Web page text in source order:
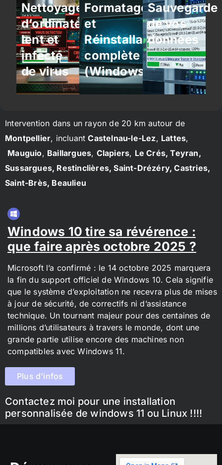
Nettoyage
d’ordinateur
lent et
infecté
de virus
Formatage
et
Réinstallation
complète
(Windows/Linux)
Sauvegarde
de vos
données
Intervention dans un rayon de 20 km autour de
Montpellier, incluantCastelnau-le-Lez, Lattes,
Mauguio, Baillargues, Clapiers, Le Crés, Teyran,
Sussargues, Restinclières, Saint-Drézéry, Castries,
Saint-Brès, Beaulieu
Windows 10 tire sa révérence :
que faire après octobre 2025 ?
Microsoft l’a confirmé : le 14 octobre 2025 marquera
la fin du support officiel de Windows 10. Cela signifie
que le système d’exploitation ne recevra plus de mises
à jour de sécurité, de correctifs ni d’assistance
technique. Un tournant majeur pour des centaines de
millions d’utilisateurs à travers le monde, dont une
grande partie utilise encore des machines non
compatibles avec Windows 11.
Plus d'infos
Contactez moi pour une installation
personnalisée de windows 11 ou Linux !!!!